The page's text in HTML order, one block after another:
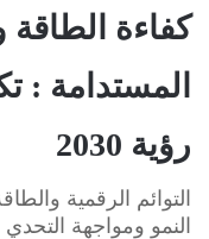
كفاءة الطاقة
المستدامة :
رؤية 2030
التوائم الرقمية
النمو ومواجهة التحدي